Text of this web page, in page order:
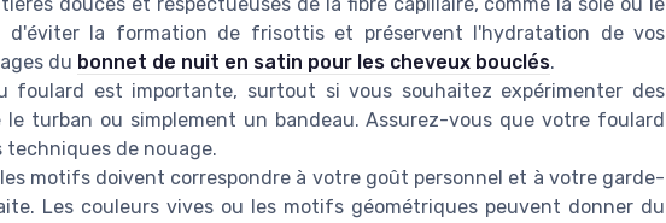
d'éviter la formation de frisottis et préservent l'hydratation de vos
du bonnet de nuit en satin pour les cheveux bouclés.
est importante, surtout si vous souhaitez expérimenter des
turban ou simplement un bandeau. Assurez-vous que votre foulard
techniques de nouage.
motifs doivent correspondre à votre goût personnel et à votre garde-
Les couleurs vives ou les motifs géométriques peuvent donner du